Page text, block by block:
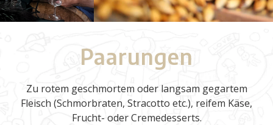
Paarungen
Zu rotem geschmortem oder langsam gegartem
Fleisch (Schmorbraten, Stracotto etc.), reifem Käse,
Frucht- oder Cremedesserts.